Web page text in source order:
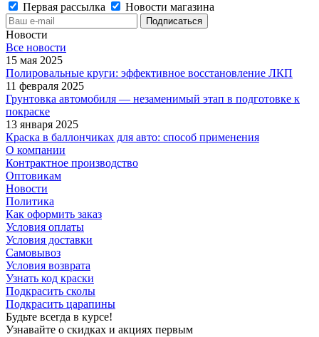
Первая рассылка
Новости магазина
Новости
Все новости
15 мая 2025
Полировальные круги: эффективное восстановление ЛКП
11 февраля 2025
Грунтовка автомобиля — незаменимый этап в подготовке к
покраске
13 января 2025
Краска в баллончиках для авто: способ применения
О компании
Контрактное производство
Оптовикам
Новости
Политика
Как оформить заказ
Условия оплаты
Условия доставки
Самовывоз
Условия возврата
Узнать код краски
Подкрасить сколы
Подкрасить царапины
Будьте всегда в курсе!
Узнавайте о скидках и акциях первым